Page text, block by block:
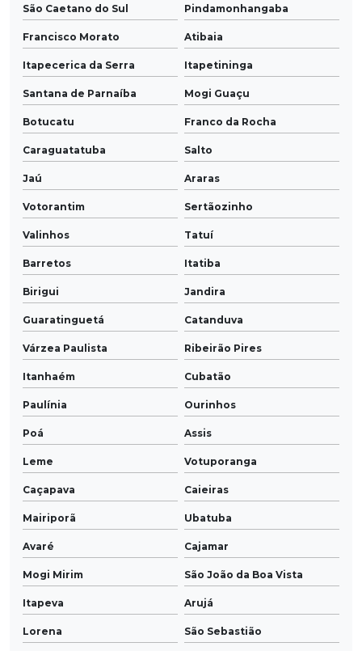
São Caetano do Sul Pindamonhangaba
Francisco Morato Atibaia
Itapecerica da Serra Itapetininga
Santana de Parnaíba Mogi Guaçu
Botucatu Franco da Rocha
Caraguatatuba Salto
Jaú Araras
Votorantim Sertãozinho
Valinhos Tatuí
Barretos Itatiba
Birigui Jandira
Guaratinguetá Catanduva
Várzea Paulista Ribeirão Pires
Itanhaém Cubatão
Paulínia Ourinhos
Poá Assis
Leme Votuporanga
Caçapava Caieiras
Mairiporã Ubatuba
Avaré Cajamar
Mogi Mirim São João da Boa Vista
Itapeva Arujá
Lorena São Sebastião